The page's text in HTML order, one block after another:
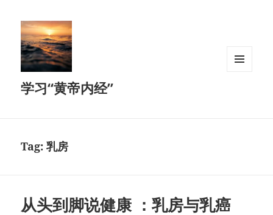
学习“黄帝内经”
Tag:乳房
从头到脚说健康 ：乳房与乳癌